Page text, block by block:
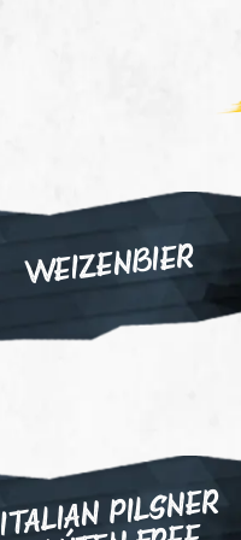
WEIZENBIER
ITALIAN PILSNER